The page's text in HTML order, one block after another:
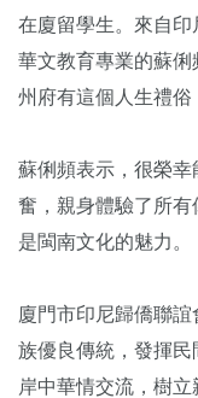
在廈留學生。來自
華文教育專業的蘇
州府有這個人生禮俗
蘇俐頻表示，很榮
奮，親身體驗了所
是閩南文化的魅力。
廈門市印尼歸僑聯
族優良傳統，發揮
岸中華情交流，樹